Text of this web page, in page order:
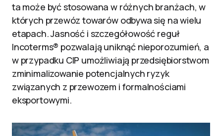
ta może być stosowana w różnych branżach, w
których przewóz towarów odbywa się na wielu
etapach. Jasność i szczegółowość reguł
Incoterms® pozwalają uniknąć nieporozumień, a
w przypadku CIP umożliwiają przedsiębiorstwom
zminimalizowanie potencjalnych ryzyk
związanych z przewozem i formalnościami
eksportowymi.